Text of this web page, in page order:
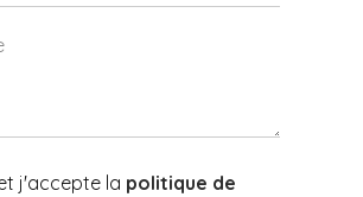
j'accepte la politique de